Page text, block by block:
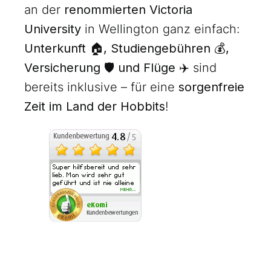
an der renommierten Victoria
University in Wellington ganz einfach:
Unterkunft 🏠, Studiengebühren 💰,
Versicherung 🛡️ und Flüge ✈️ sind
bereits inklusive – für eine sorgenfreie
Zeit im Land der Hobbits!